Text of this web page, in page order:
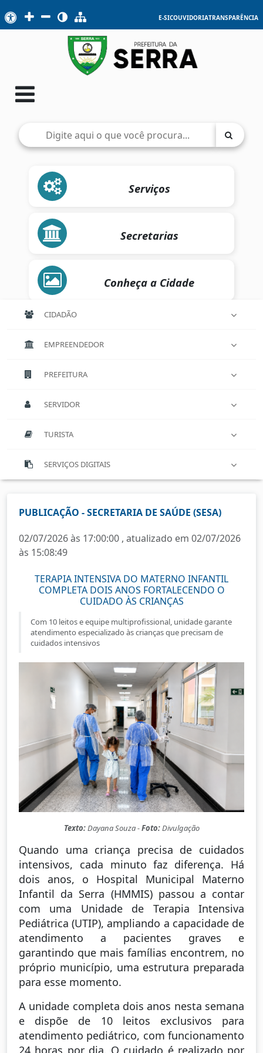
E-SICOUVIDORIATRANSPARÊNCIA
Serviços
Secretarias
Conheça a Cidade
CIDADÃO
EMPREENDEDOR
PREFEITURA
SERVIDOR
TURISTA
SERVIÇOS DIGITAIS
PUBLICAÇÃO - SECRETARIA DE SAÚDE (SESA)
02/07/2026 às 17:00:00 , atualizado em 02/07/2026
às 15:08:49
TERAPIA INTENSIVA DO MATERNO INFANTIL
COMPLETA DOIS ANOS FORTALECENDO O
CUIDADO ÀS CRIANÇAS
Com 10 leitos e equipe multiprofissional, unidade garante
atendimento especializado às crianças que precisam de
cuidados intensivos
Texto:Dayana Souza -Foto:Divulgação
Quando uma criança precisa de cuidados
intensivos, cada minuto faz diferença. Há
dois anos, o Hospital Municipal Materno
Infantil da Serra (HMMIS) passou a contar
com uma Unidade de Terapia Intensiva
Pediátrica (UTIP), ampliando a capacidade de
atendimento a pacientes graves e
garantindo que mais famílias encontrem, no
próprio município, uma estrutura preparada
para esse momento.
A unidade completa dois anos nesta semana
e dispõe de 10 leitos exclusivos para
atendimento pediátrico, com funcionamento
24 horas por dia. O cuidado é realizado por